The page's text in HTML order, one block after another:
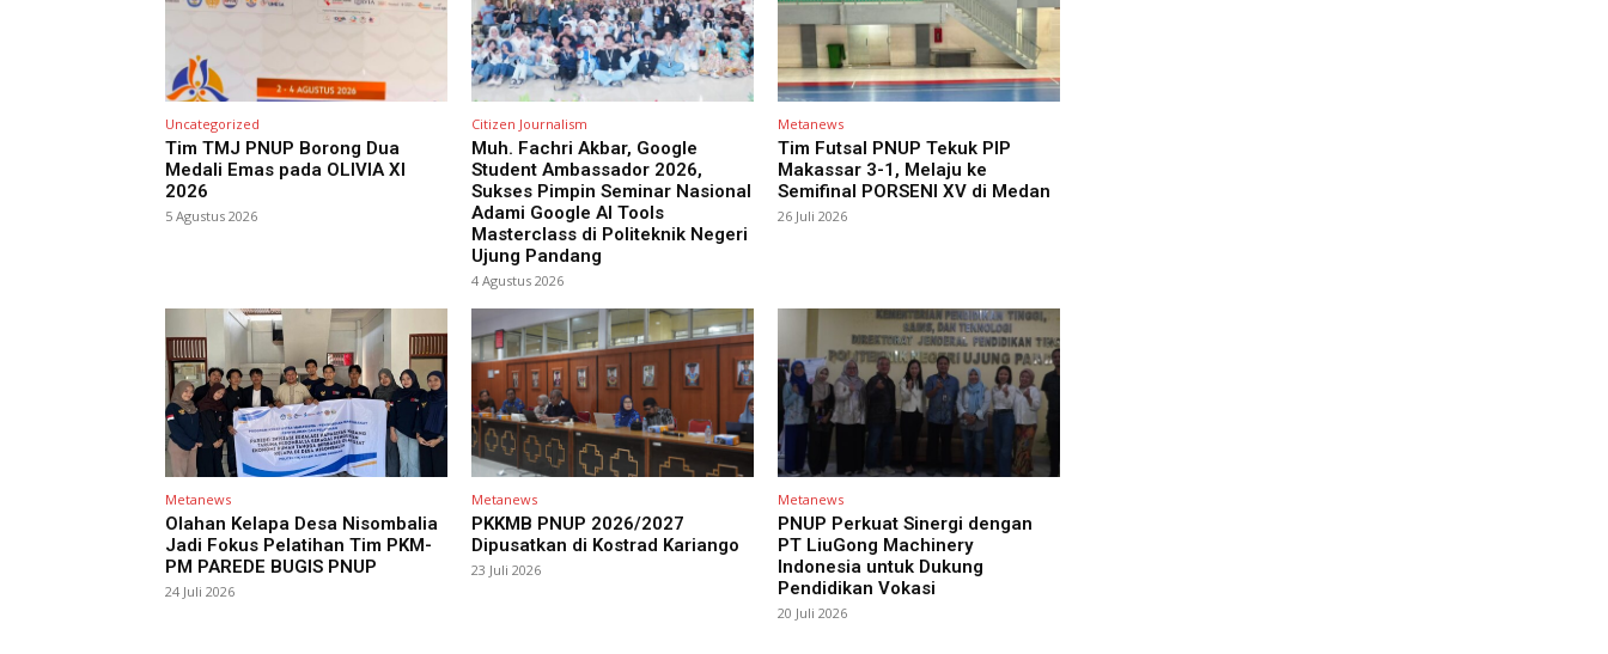
Uncategorized
Tim TMJ PNUP Borong Dua
Medali Emas pada OLIVIA XI
2026
5 Agustus 2026
Citizen Journalism
Muh. Fachri Akbar, Google
Student Ambassador 2026,
Sukses Pimpin Seminar Nasional
Adami Google AI Tools
Masterclass di Politeknik Negeri
Ujung Pandang
4 Agustus 2026
Metanews
Tim Futsal PNUP Tekuk PIP
Makassar 3-1, Melaju ke
Semifinal PORSENI XV di Medan
26 Juli 2026
Metanews
Olahan Kelapa Desa Nisombalia
Jadi Fokus Pelatihan Tim PKM-
PM PAREDE BUGIS PNUP
24 Juli 2026
Metanews
PKKMB PNUP 2026/2027
Dipusatkan di Kostrad Kariango
23 Juli 2026
Metanews
PNUP Perkuat Sinergi dengan
PT LiuGong Machinery
Indonesia untuk Dukung
Pendidikan Vokasi
20 Juli 2026